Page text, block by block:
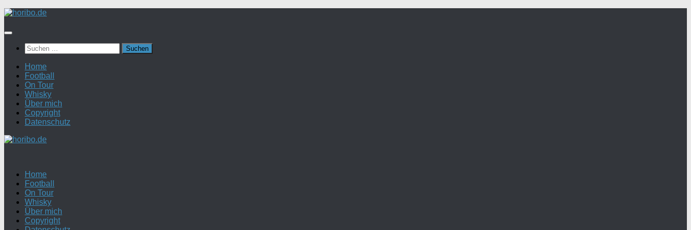
Zum
springen
Suchen
nach:
Home
Football
On Tour
Whisky
Über mich
Copyright
Datenschutz
Home
Football
On Tour
Whisky
Über mich
Copyright